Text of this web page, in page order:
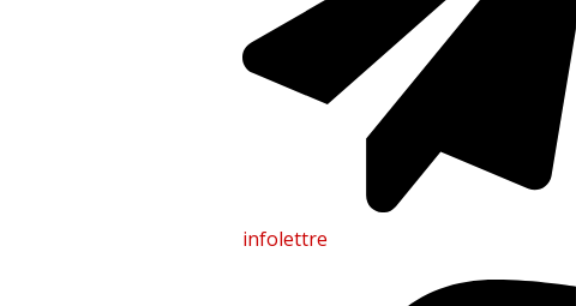
infolettre